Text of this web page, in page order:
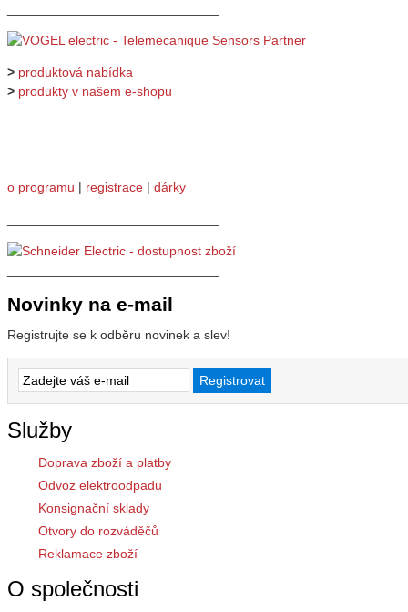
> produktová nabídka
> produkty v našem e-shopu
o programu | registrace | dárky
Novinky na e-mail
Registrujte se k odběru novinek a slev!
Služby
Doprava zboží a platby
Odvoz elektroodpadu
Konsignační sklady
Otvory do rozváděčů
Reklamace zboží
O společnosti